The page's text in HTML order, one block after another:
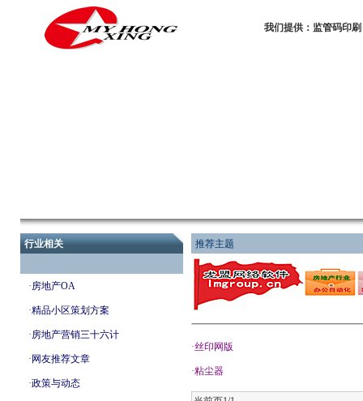
我们提供：监管码印
行业相关
·房地产OA
·精品小区策划方案
·房地产营销三十六计
· 网友推荐文章
·政策与动态
推荐主题
·丝印网版
·粘尘器